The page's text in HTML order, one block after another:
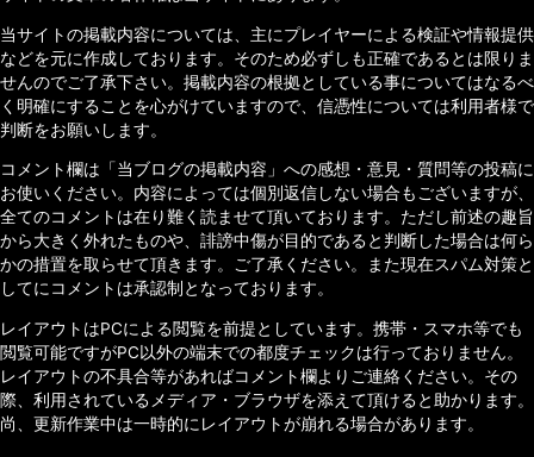
当サイトの掲載内容については、主にプレイヤーによる検証や情報提供
などを元に作成しております。そのため必ずしも正確であるとは限りま
せんのでご了承下さい。掲載内容の根拠としている事についてはなるべ
く明確にすることを心がけていますので、信憑性については利用者様で
判断をお願いします。
コメント欄は「当ブログの掲載内容」への感想・意見・質問等の投稿に
お使いください。内容によっては個別返信しない場合もございますが、
全てのコメントは在り難く読ませて頂いております。ただし前述の趣旨
から大きく外れたものや、誹謗中傷が目的であると判断した場合は何ら
かの措置を取らせて頂きます。ご了承ください。また現在スパム対策と
してにコメントは承認制となっております。
レイアウトはPCによる閲覧を前提としています。携帯・スマホ等でも
閲覧可能ですがPC以外の端末での都度チェックは行っておりません。
レイアウトの不具合等があればコメント欄よりご連絡ください。その
際、利用されているメディア・ブラウザを添えて頂けると助かります。
尚、更新作業中は一時的にレイアウトが崩れる場合があります。